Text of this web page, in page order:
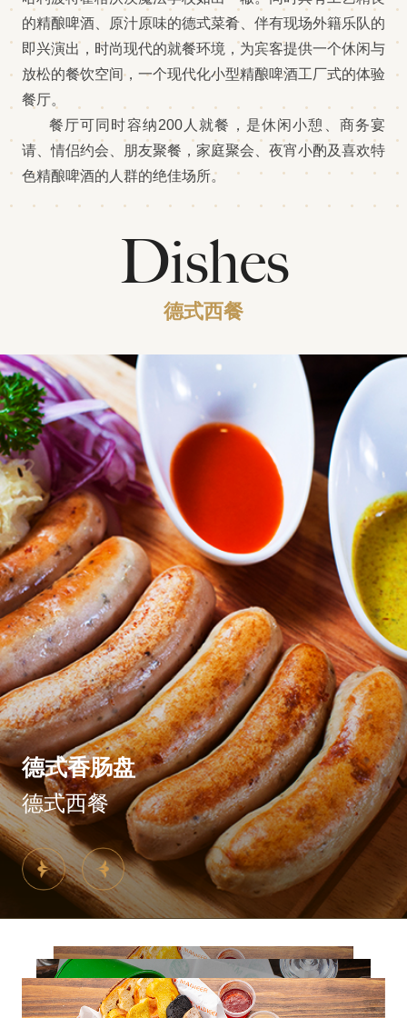
的精酿啤酒、原汁原味的德式菜肴、伴有现场外籍乐队的
即兴演出，时尚现代的就餐环境，为宾客提供一个休闲与
放松的餐饮空间，一个现代化小型精酿啤酒工厂式的体验
餐厅。
餐厅可同时容纳200人就餐，是休闲小憩、商务宴
请、情侣约会、朋友聚餐，家庭聚会、夜宵小酌及喜欢特
色精酿啤酒的人群的绝佳场所。
Dishes
德式西餐
德式香肠盘
德式西餐